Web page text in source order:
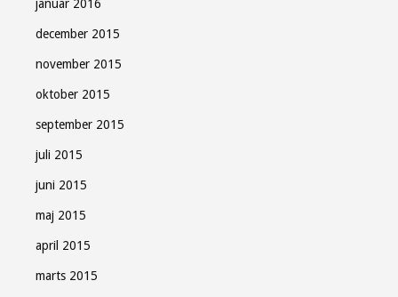
januar 2016
december 2015
november 2015
oktober 2015
september 2015
juli 2015
juni 2015
maj 2015
april 2015
marts 2015